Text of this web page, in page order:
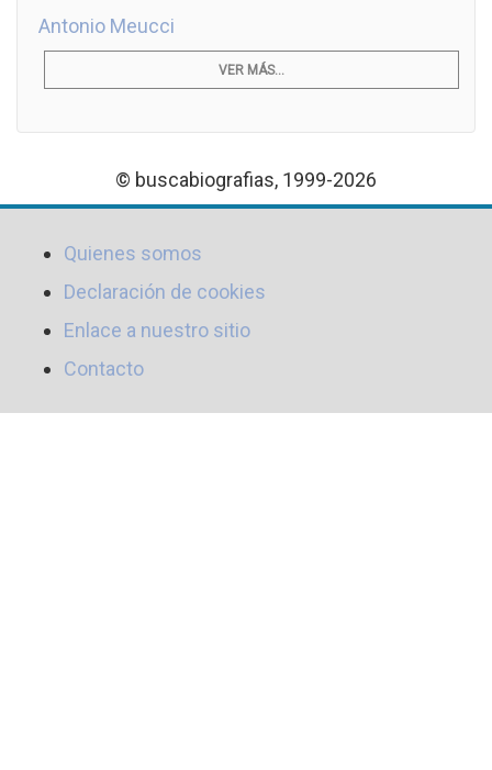
Antonio Meucci
VER MÁS...
© buscabiografias, 1999-2026
Quienes somos
Declaración de cookies
Enlace a nuestro sitio
Contacto